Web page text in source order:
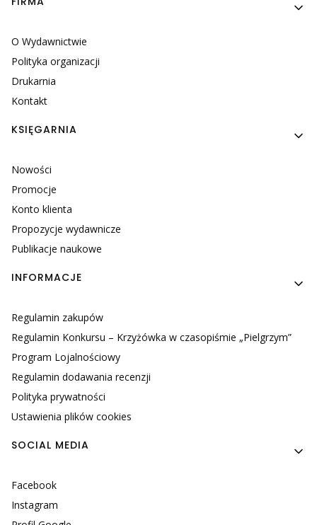
O Wydawnictwie
Polityka organizacji
Drukarnia
Kontakt
KSIĘGARNIA
Nowości
Promocje
Konto klienta
Propozycje wydawnicze
Publikacje naukowe
INFORMACJE
Regulamin zakupów
Regulamin Konkursu – Krzyżówka w czasopiśmie „Pielgrzym”
Program Lojalnościowy
Regulamin dodawania recenzji
Polityka prywatności
Ustawienia plików cookies
SOCIAL MEDIA
Facebook
Instagram